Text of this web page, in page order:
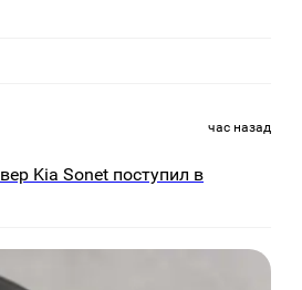
час назад
Kia Sonet поступил в